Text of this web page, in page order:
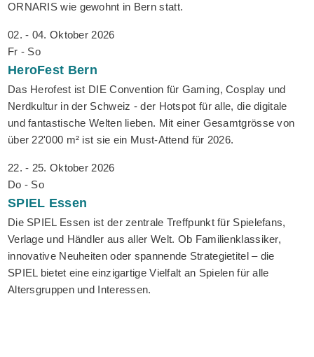
ORNARIS wie gewohnt in Bern statt.
02. - 04. Oktober 2026
Fr - So
HeroFest Bern
Das Herofest ist DIE Convention für Gaming, Cosplay und
Nerdkultur in der Schweiz - der Hotspot für alle, die digitale
und fantastische Welten lieben. Mit einer Gesamtgrösse von
über 22'000 m² ist sie ein Must-Attend für 2026.
22. - 25. Oktober 2026
Do - So
SPIEL Essen
Die SPIEL Essen ist der zentrale Treffpunkt für Spielefans,
Verlage und Händler aus aller Welt. Ob Familienklassiker,
innovative Neuheiten oder spannende Strategietitel – die
SPIEL bietet eine einzigartige Vielfalt an Spielen für alle
Altersgruppen und Interessen.